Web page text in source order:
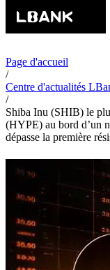
Page d'accueil
/
Centre d'actualités
/
Shiba Inu (SHIB) le
(HYPE) au bord d’un
dépasse la première